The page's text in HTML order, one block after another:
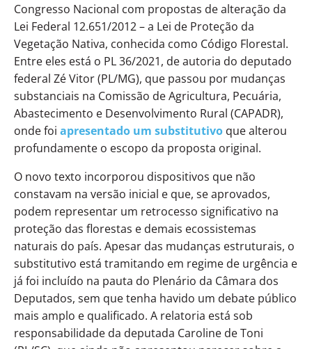
Congresso Nacional com propostas de alteração da
Lei Federal 12.651/2012 – a Lei de Proteção da
Vegetação Nativa, conhecida como Código Florestal.
Entre eles está o PL 36/2021, de autoria do deputado
federal Zé Vitor (PL/MG), que passou por mudanças
substanciais na Comissão de Agricultura, Pecuária,
Abastecimento e Desenvolvimento Rural (CAPADR),
onde foi apresentado um substitutivo que alterou
profundamente o escopo da proposta original.
O novo texto incorporou dispositivos que não
constavam na versão inicial e que, se aprovados,
podem representar um retrocesso significativo na
proteção das florestas e demais ecossistemas
naturais do país. Apesar das mudanças estruturais, o
substitutivo está tramitando em regime de urgência e
já foi incluído na pauta do Plenário da Câmara dos
Deputados, sem que tenha havido um debate público
mais amplo e qualificado. A relatoria está sob
responsabilidade da deputada Caroline de Toni